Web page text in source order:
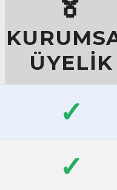
ÜYELİK
✓
✓